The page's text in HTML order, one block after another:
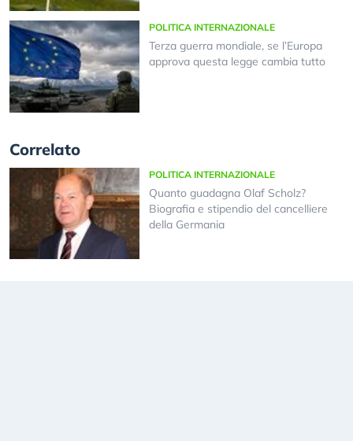
POLITICA INTERNAZIONALE
Terza guerra mondiale, se l’Europa
approva questa legge cambia tutto
Correlato
POLITICA INTERNAZIONALE
Quanto guadagna Olaf Scholz?
Biografia e stipendio del cancelliere
della Germania